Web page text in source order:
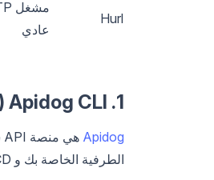
Hurl
عادي
1. Apidog CLI (الخيار الشامل)
Apidog
الطرفية الخاصة بك و CI/CD، وهذا هو المكان الذي يتنافس فيه مباشرة مع